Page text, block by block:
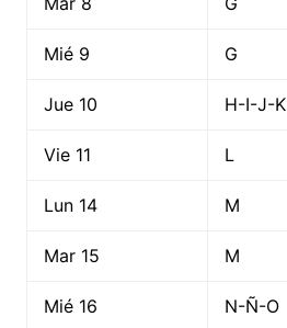
Mié 9 G
Jue 10 H-I-J-K
Vie 11 L
Lun 14 M
Mar 15 M
Mié 16 N-Ñ-O